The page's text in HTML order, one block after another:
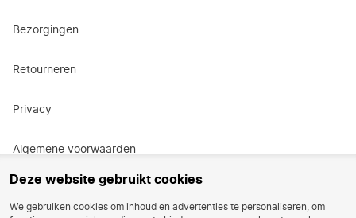
Deze website gebruikt cookies
We gebruiken cookies om inhoud en advertenties te personaliseren, om
Bezorgingen
Retourneren
Privacy
Algemene voorwaarden
Actievoorwaarden